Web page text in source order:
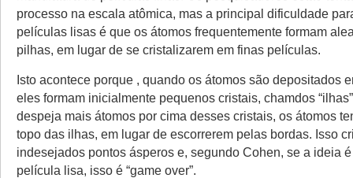
processo na escala atômica, mas a principal dificuldade
películas lisas é que os átomos frequentemente formam
pilhas, em lugar de se cristalizarem em finas películas.
Isto acontece porque , quando os átomos são depositados
eles formam inicialmente pequenos cristais, chamdos
despeja mais átomos por cima desses cristais, os átomos
topo das ilhas, em lugar de escorrerem pelas bordas. Isso
indesejados pontos ásperos e, segundo Cohen, se a ideia
película lisa, isso é “game over”.